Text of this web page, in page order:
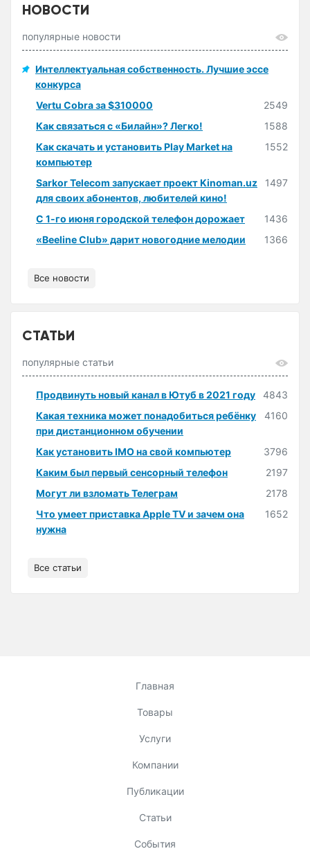
НОВОСТИ
популярные новости
Интеллектуальная собственность. Лучшие эссе
конкурса
Vertu Cobra за $310000
2549
Как связаться с «Билайн»? Легко!
1588
Как скачать и установить Play Market на
компьютер
1552
Sarkor Telecom запускает проект Kinoman.uz
для своих абонентов, любителей кино!
1497
С 1-го июня городской телефон дорожает
1436
«Beeline Club» дарит новогодние мелодии
1366
Все новости
СТАТЬИ
популярные статьи
Продвинуть новый канал в Ютуб в 2021 году
4843
Какая техника может понадобиться ребёнку
при дистанционном обучении
4160
Как установить IMO на свой компьютер
3796
Каким был первый сенсорный телефон
2197
Могут ли взломать Телеграм
2178
Что умеет приставка Apple TV и зачем она
нужна
1652
Все статьи
Главная
Товары
Услуги
Компании
Публикации
Статьи
События